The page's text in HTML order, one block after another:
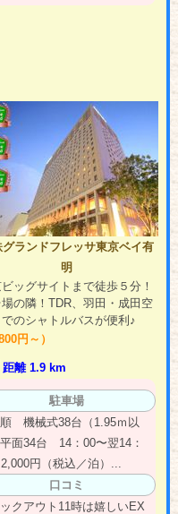
グランドフレッサ東京ベイ有
明
ッグサイトまで徒歩５分！
場の隣！TDR、羽田・成田空
のシャトルバスが便利♪
円～）
距離 1.9 km
駐車場
機械式38台（1.95ｍ以
面34台 14：00〜翌14：
円（税込／泊）...
口コミ
クアウト11時は嬉しいEX